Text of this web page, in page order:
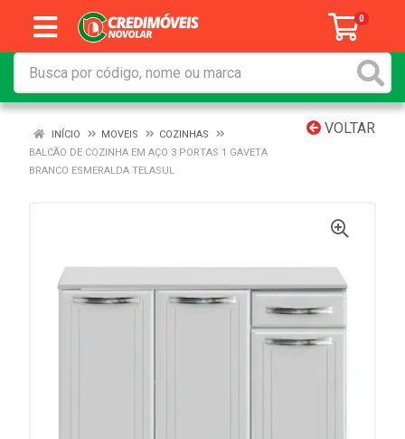
0
VOLTAR
INÍCIO MOVEIS
COZINHAS
BALCÃO DE COZINHA EM AÇO 3 PORTAS 1 GAVETA
BRANCO ESMERALDA TELASUL